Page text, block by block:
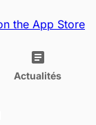
Actualités